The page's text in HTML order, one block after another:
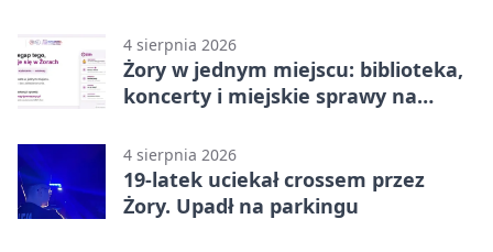
4 sierpnia 2026
Żory w jednym miejscu: biblioteka,
koncerty i miejskie sprawy na
4 sierpnia 2026
19-latek uciekał crossem przez
Żory. Upadł na parkingu